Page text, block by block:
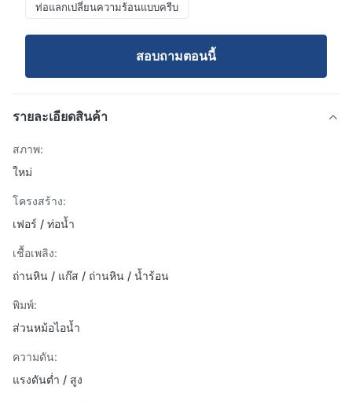
ท่อแลกเปลี่ยนความร้อนแบบครีบ
สอบถามตอนนี้
รายละเอียดสินค้า
สภาพ:
ใหม่
โครงสร้าง:
เฟอร์ / ท่อน้ำ
เชื้อเพลิง:
ถ่านหิน / แก๊ส / ถ่านหิน / น้ำร้อน
พิมพ์:
ส่วนหม้อไอน้ำ
ความดัน:
แรงดันต่ำ / สูง